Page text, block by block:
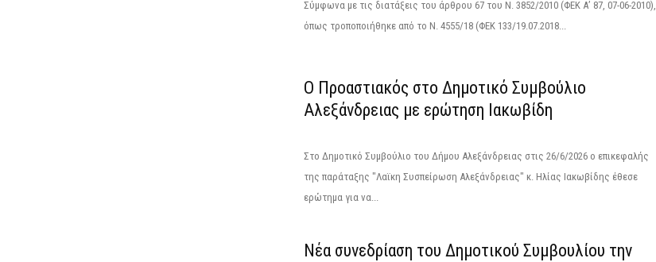
Σύμφωνα με τις διατάξεις του άρθρου 67 του Ν. 3852/2010 (ΦΕΚ Α’ 87, 07-06-2010),
όπως τροποποιήθηκε από το N. 4555/18 (ΦΕΚ 133/19.07.2018...
Ο Προαστιακός στο Δημοτικό Συμβούλιο
Αλεξάνδρειας με ερώτηση Ιακωβίδη
Στο Δημοτικό Συμβούλιο του Δήμου Αλεξάνδρειας στις 26/6/2026 ο επικεφαλής
της παράταξης "Λαϊκη Συσπείρωση Αλεξάνδρειας" κ. Ηλίας Ιακωβίδης έθεσε
ερώτημα για να...
Νέα συνεδρίαση του Δημοτικού Συμβουλίου την